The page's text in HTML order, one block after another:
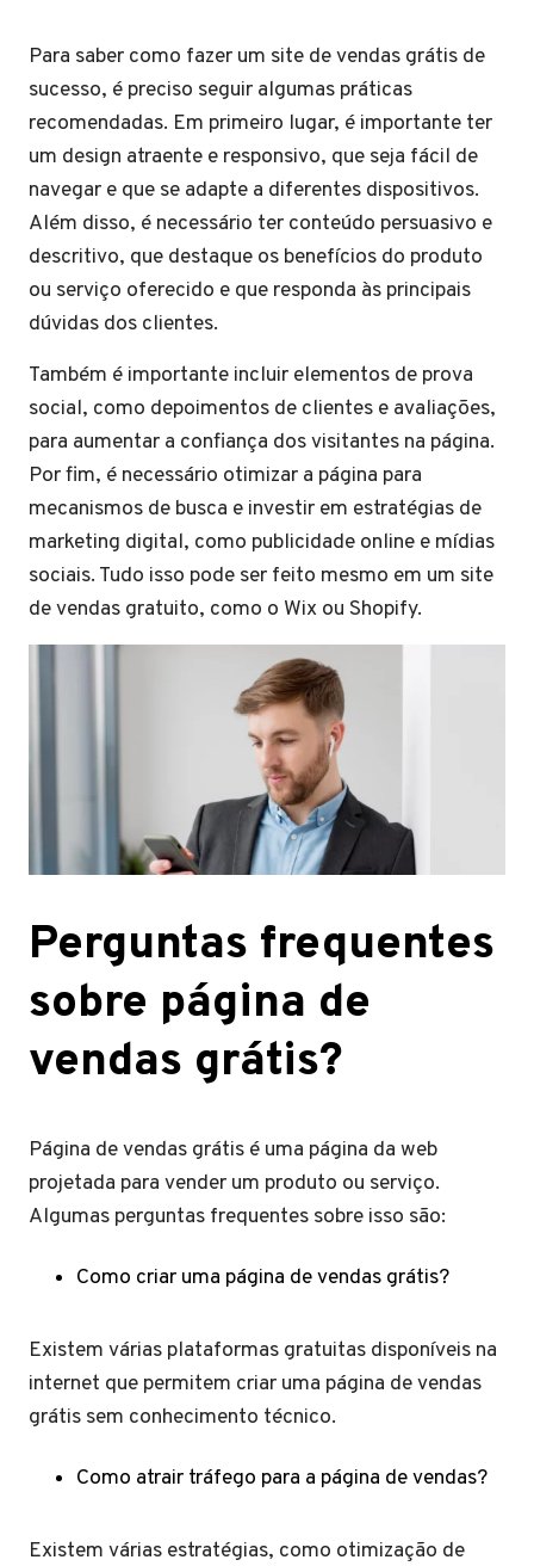
Para saber como fazer um site de vendas grátis de
sucesso, é preciso seguir algumas práticas
recomendadas. Em primeiro lugar, é importante ter
um design atraente e responsivo, que seja fácil de
navegar e que se adapte a diferentes dispositivos.
Além disso, é necessário ter conteúdo persuasivo e
descritivo, que destaque os benefícios do produto
ou serviço oferecido e que responda às principais
dúvidas dos clientes.
Também é importante incluir elementos de prova
social, como depoimentos de clientes e avaliações,
para aumentar a confiança dos visitantes na página.
Por fim, é necessário otimizar a página para
mecanismos de busca e investir em estratégias de
marketing digital, como publicidade online e mídias
sociais. Tudo isso pode ser feito mesmo em um site
de vendas gratuito, como o Wix ou Shopify.
Perguntas frequentes
sobre página de
vendas grátis?
Página de vendas grátis é uma página da web
projetada para vender um produto ou serviço.
Algumas perguntas frequentes sobre isso são:
Como criar uma página de vendas grátis?
Existem várias plataformas gratuitas disponíveis na
internet que permitem criar uma página de vendas
grátis sem conhecimento técnico.
Como atrair tráfego para a página de vendas?
Existem várias estratégias, como otimização de